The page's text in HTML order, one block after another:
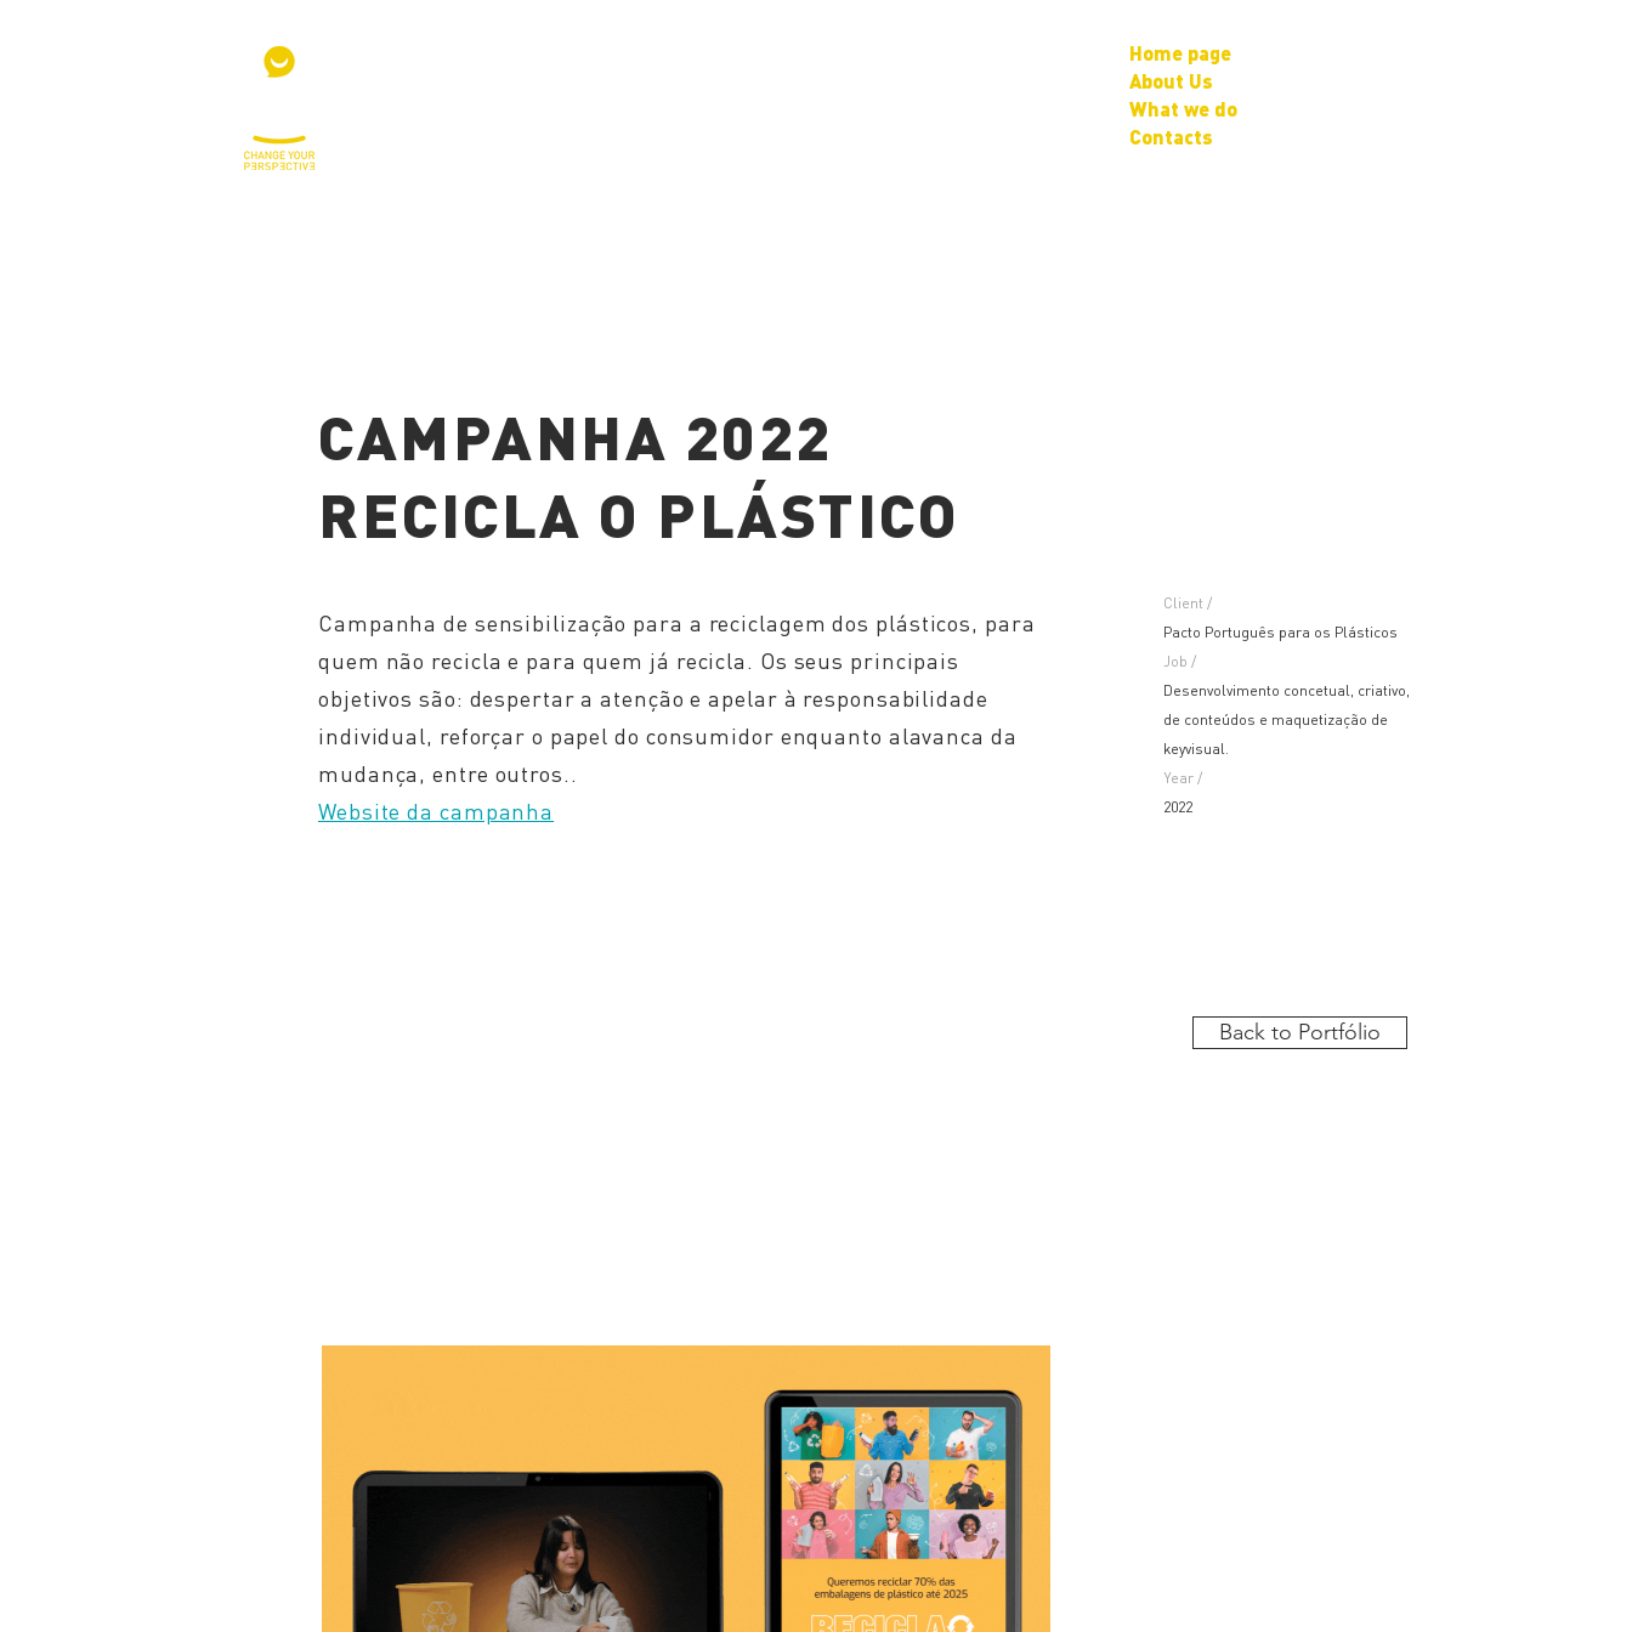
Home page
About Us
What we do
Contacts
CAMPANHA 2022
RECICLA O PLÁSTICO
Campanha de sensibilização para a reciclagem dos plásticos, para
quem não recicla e para quem já recicla. Os seus principais
objetivos são: despertar a atenção e apelar à responsabilidade
individual, reforçar o papel do consumidor enquanto alavanca da
mudança, entre outros..
Website da campanha
Client /
Pacto Português para os Plásticos
Job /
Desenvolvimento concetual, criativo,
de conteúdos e maquetização de
keyvisual.
Year /
2022
Back to Portfólio